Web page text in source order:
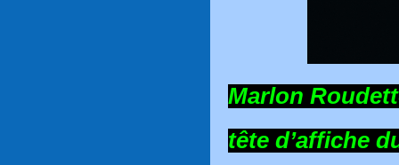
Marlon
tête d’affiche